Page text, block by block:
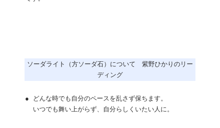
ソーダライト（方ソーダ石）について 紫野ひかりのリー
ディング
●
どんな時でも自分のペースを乱さず保ちます。
いつでも舞い上がらず、自分らしくいたい人に。